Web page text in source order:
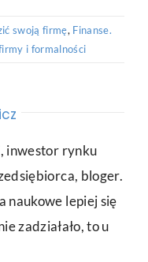
swoją firmę, Finanse.
i formalności
inwestor rynku
bloger.
naukowe lepiej się
zadziałało, to u